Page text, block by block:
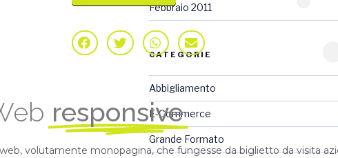
responsive
volutamente monopagina, che fungesse da biglietto da visita
Febbraio 2011
CATEGORIE
Abbigliamento
E-Commerce
Grande Formato